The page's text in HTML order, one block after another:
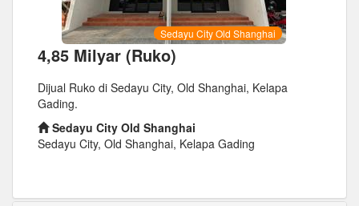
Sedayu City Old Shanghai
4,85 Milyar (Ruko)
Dijual Ruko di Sedayu City, Old Shanghai, Kelapa
Gading.
Sedayu City Old Shanghai
Sedayu City, Old Shanghai, Kelapa Gading